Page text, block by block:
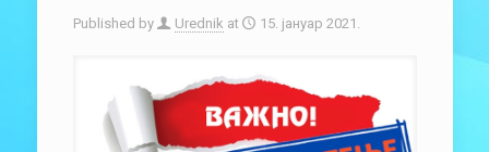
Published by Urednik at 15. јануар 2021.